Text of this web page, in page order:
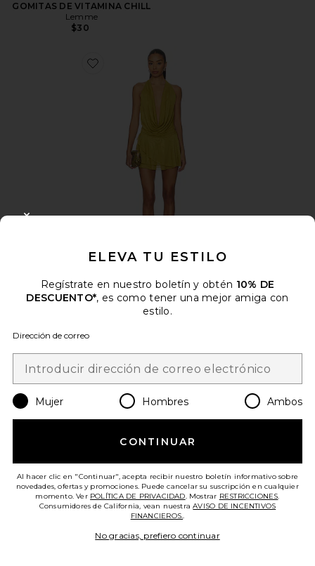
GOMITAS DE VITAMINA CHILL
Lemme
$30
Favorite VESTIDO KATSIA
VESTIDO KATSIA
superdown
Favorite SOMBRERO
ELEVA TU ESTILO
Regístrate en nuestro boletín y obtén 10% DE
DESCUENTO*, es como tener una mejor amiga con
estilo.
Dirección de correo
Mujer Hombres Ambos
CONTINUAR
Al hacer clic en "Continuar", acepta recibir nuestro boletín informativo sobre
novedades, ofertas y promociones. Puede cancelar su suscripción en cualquier
momento. Ver POLÍTICA DE PRIVACIDAD. Mostrar RESTRICCIONES.
Consumidores de California, vean nuestraAVISO DE INCENTIVOS
FINANCIEROS..
No gracias, prefiero continuar